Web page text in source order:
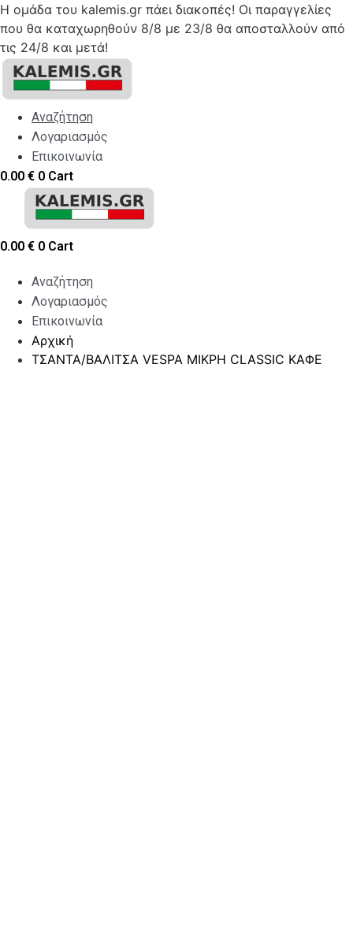
Η ομάδα του kalemis.gr πάει διακοπές! Οι παραγγελίες
που θα καταχωρηθούν 8/8 με 23/8 θα αποσταλλούν από
τις 24/8 και μετά!
Skip
content
Αναζήτηση
Λογαριασμός
Επικοινωνία
0.00 € 0 Cart
0.00 € 0 Cart
Αναζήτηση
Λογαριασμός
Επικοινωνία
Αρχική
ΤΣΑΝΤΑ/ΒΑΛΙΤΣΑ VESPA ΜΙΚΡΗ CLASSIC ΚΑΦΕ